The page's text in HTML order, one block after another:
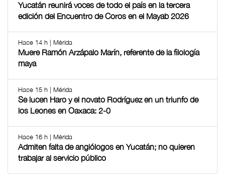
Yucatán reunirá voces de todo el país en la tercera
edición del Encuentro de Coros en el Mayab 2026
Hace 14 h | Mérida
Muere Ramón Arzápalo Marín, referente de la filología
maya
Hace 15 h | Mérida
Se lucen Haro y el novato Rodríguez en un triunfo de
los Leones en Oaxaca: 2-0
Hace 16 h | Mérida
Admiten falta de angiólogos en Yucatán; no quieren
trabajar al servicio público